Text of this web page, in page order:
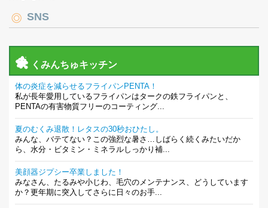
SNS
くみんちゅキッチン
体の炎症を減らせるフライパンPENTA！
私が長年愛用しているフライパンはタークの鉄フライパンと、
PENTAの有害物質フリーのコーティング...
夏のむくみ退散！レタスの30秒おひたし。
みんな、バテてない？この強烈な暑さ…しばらく続くみたいだか
ら、水分・ビタミン・ミネラルしっかり補...
美顔器ジプシー卒業しました！
みなさん、たるみや小じわ、毛穴のメンテナンス、どうしています
か？更年期に突入してさらに日々のお手...